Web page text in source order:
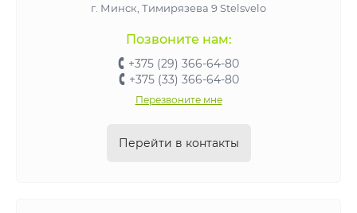
г. Минск, Тимирязева 9 Stelsvelo
Позвоните нам:
+375 (29) 366-64-80
+375 (33) 366-64-80
Перезвоните мне
Перейти в контакты